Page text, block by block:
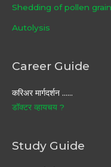
Shedding of pollen
Autolysis
Career Guide
करिअर मार्गदर्शन ……
डॉक्टर व्हायचय ?
Study Guide